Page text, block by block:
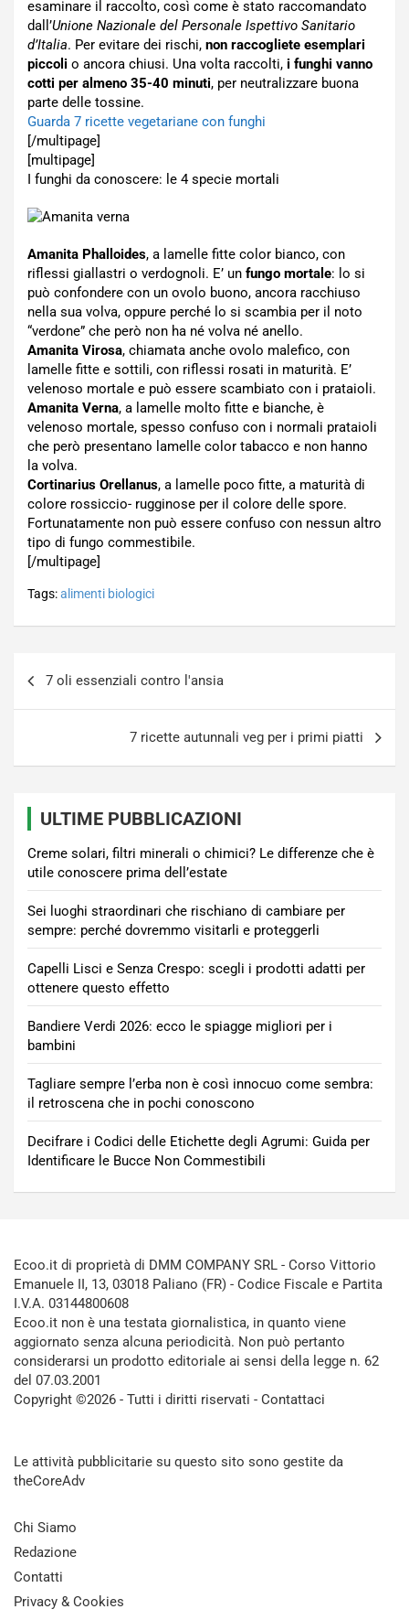
esaminare il raccolto, così come è stato raccomandato
dall’Unione Nazionale del Personale Ispettivo Sanitario
d’Italia. Per evitare dei rischi, non raccogliete esemplari
piccoli o ancora chiusi. Una volta raccolti, i funghi vanno
cotti per almeno 35-40 minuti, per neutralizzare buona
parte delle tossine.
Guarda 7 ricette vegetariane con funghi
[/multipage]
[multipage]
I funghi da conoscere: le 4 specie mortali
Amanita Phalloides, a lamelle fitte color bianco, con
riflessi giallastri o verdognoli. E’ un fungo mortale: lo si
può confondere con un ovolo buono, ancora racchiuso
nella sua volva, oppure perché lo si scambia per il noto
“verdone” che però non ha né volva né anello.
Amanita Virosa, chiamata anche ovolo malefico, con
lamelle fitte e sottili, con riflessi rosati in maturità. E’
velenoso mortale e può essere scambiato con i prataioli.
Amanita Verna, a lamelle molto fitte e bianche, è
velenoso mortale, spesso confuso con i normali prataioli
che però presentano lamelle color tabacco e non hanno
la volva.
Cortinarius Orellanus, a lamelle poco fitte, a maturità di
colore rossiccio- rugginose per il colore delle spore.
Fortunatamente non può essere confuso con nessun altro
tipo di fungo commestibile.
[/multipage]
Tags:alimenti biologici
7 oli essenziali contro l'ansia
7 ricette autunnali veg per i primi piatti
ULTIME PUBBLICAZIONI
Creme solari, filtri minerali o chimici? Le differenze che è
utile conoscere prima dell’estate
Sei luoghi straordinari che rischiano di cambiare per
sempre: perché dovremmo visitarli e proteggerli
Capelli Lisci e Senza Crespo: scegli i prodotti adatti per
ottenere questo effetto
Bandiere Verdi 2026: ecco le spiagge migliori per i
bambini
Tagliare sempre l’erba non è così innocuo come sembra:
il retroscena che in pochi conoscono
Decifrare i Codici delle Etichette degli Agrumi: Guida per
Identificare le Bucce Non Commestibili
Ecoo.it di proprietà di DMM COMPANY SRL - Corso Vittorio
Emanuele II, 13, 03018 Paliano (FR) - Codice Fiscale e Partita
I.V.A. 03144800608
Ecoo.it non è una testata giornalistica, in quanto viene
aggiornato senza alcuna periodicità. Non può pertanto
considerarsi un prodotto editoriale ai sensi della legge n. 62
del 07.03.2001
Copyright ©2026 - Tutti i diritti riservati - Contattaci
Le attività pubblicitarie su questo sito sono gestite da
theCoreAdv
Chi Siamo
Redazione
Contatti
Privacy & Cookies